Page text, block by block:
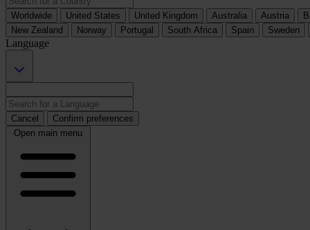
Worldwide United States United Kingdom Australia Austria
New Zealand
Norway Portugal South Africa Spain Sweden
Language
Cancel
Confirm preferences
Open main menu